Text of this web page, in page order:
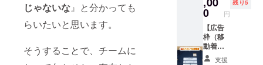
じゃないな』と分かっても
らいたいと思います。
そうすることで、チームに
から電
話する
場合、
ビデオ
通話が
短時間
しかで
掲載場
定でき
ませ
ん。申
し訳ご
トにつ
いて、
後日個
別に
メッ
セージ
0 円
残り5
【広告
枠（移
動着：
前
支援